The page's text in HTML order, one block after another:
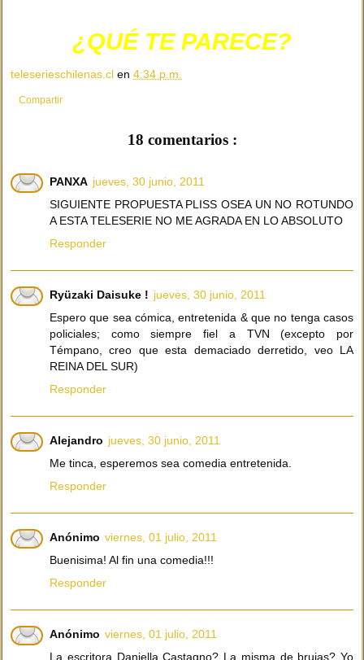
¿QUÉ TE PARECE?
teleserieschilenas.cl en 4:34 p.m.
Compartir
18 comentarios :
PANXA jueves, 30 junio, 2011
SIGUIENTE PROPUESTA PLISS OSEA UN NO ROTUNDO
A ESTA TELESERIE NO ME AGRADA EN LO ABSOLUTO
Responder
Ryüzaki Daisuke ! jueves, 30 junio, 2011
Espero que sea cómica, entretenida & que no tenga casos
policiales; como siempre fiel a TVN (excepto por
Témpano, creo que esta demaciado derretido, veo LA
REINA DEL SUR)
Responder
Alejandro jueves, 30 junio, 2011
Me tinca, esperemos sea comedia entretenida.
Responder
Anónimo viernes, 01 julio, 2011
Buenisima! Al fin una comedia!!!
Responder
Anónimo viernes, 01 julio, 2011
La escritora Daniella Castagno? La misma de brujas? Yo